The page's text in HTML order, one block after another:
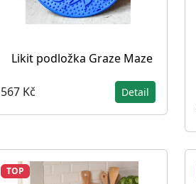
Likit podložka Graze Maze
567 Kč Detail
TOP